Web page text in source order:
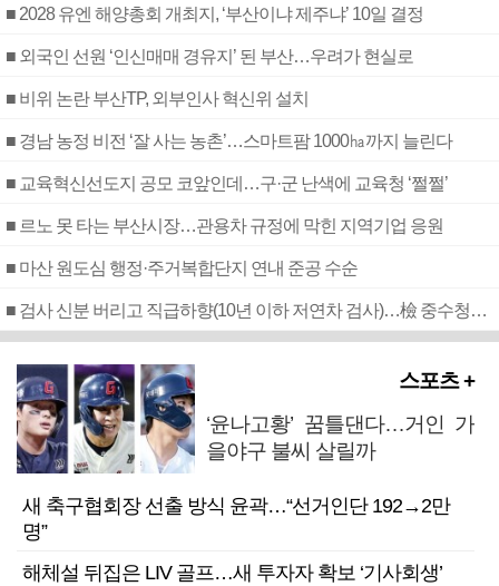
■ 2028 유엔 해양총회 개최지, ‘부산이냐 제주냐’ 10일 결정
■ 외국인 선원 ‘인신매매 경유지’ 된 부산…우려가 현실로
■ 비위 논란 부산TP, 외부인사 혁신위 설치
■ 경남 농정 비전 ‘잘 사는 농촌’…스마트팜 1000㏊까지 늘린다
■ 교육혁신선도지 공모 코앞인데…구·군 난색에 교육청 ‘쩔쩔’
■ 르노 못 타는 부산시장…관용차 규정에 막힌 지역기업 응원
■ 마산 원도심 행정·주거복합단지 연내 준공 수순
■ 검사 신분 버리고 직급하향(10년 이하 저연차 검사)…檢 중수청행 기피
스포츠 +
‘윤나고황’ 꿈틀댄다…거인 가
을야구 불씨 살릴까
새 축구협회장 선출 방식 윤곽…“선거인단 192→2만
명”
해체설 뒤집은 LIV 골프…새 투자자 확보 ‘기사회생’